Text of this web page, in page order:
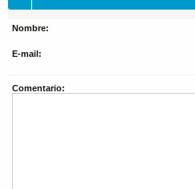
Nombre:
E-mail:
Comentario: